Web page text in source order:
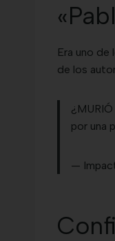
Era uno
de los
por una
—